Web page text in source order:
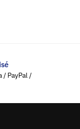
/ PayPal /